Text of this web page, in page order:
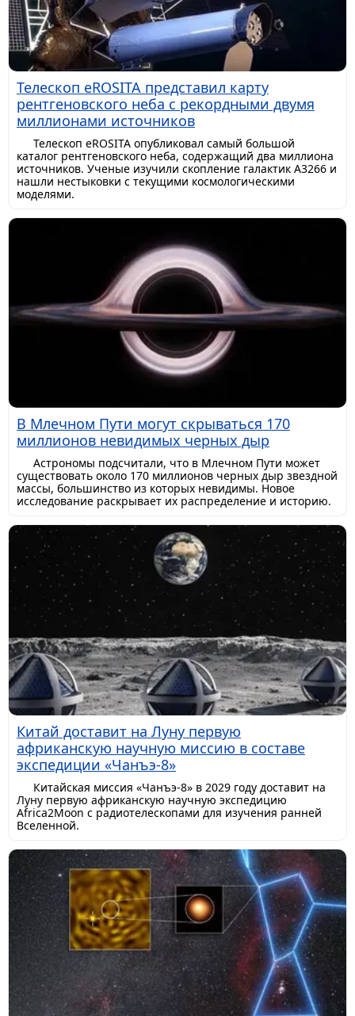
Телескоп eROSITA представил карту
рентгеновского неба с рекордными двумя
миллионами источников
Телескоп eROSITA опубликовал самый большой
каталог рентгеновского неба, содержащий два миллиона
источников. Ученые изучили скопление галактик A3266 и
нашли нестыковки с текущими космологическими
моделями.
В Млечном Пути могут скрываться 170
миллионов невидимых черных дыр
Астрономы подсчитали, что в Млечном Пути может
существовать около 170 миллионов черных дыр звездной
массы, большинство из которых невидимы. Новое
исследование раскрывает их распределение и историю.
Китай доставит на Луну первую
африканскую научную миссию в составе
экспедиции «Чанъэ-8»
Китайская миссия «Чанъэ-8» в 2029 году доставит на
Луну первую африканскую научную экспедицию
Africa2Moon с радиотелескопами для изучения ранней
Вселенной.